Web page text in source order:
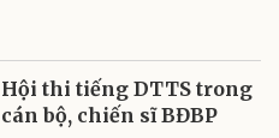
Hội thi tiếng DTTS trong
cán bộ, chiến sĩ BĐBP